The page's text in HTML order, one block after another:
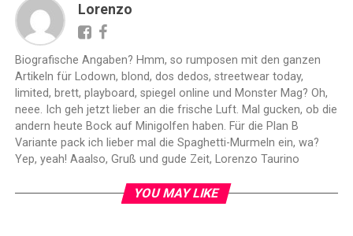
Lorenzo
Biografische Angaben? Hmm, so rumposen mit den ganzen
Artikeln für Lodown, blond, dos dedos, streetwear today,
limited, brett, playboard, spiegel online und Monster Mag? Oh,
neee. Ich geh jetzt lieber an die frische Luft. Mal gucken, ob die
andern heute Bock auf Minigolfen haben. Für die Plan B
Variante pack ich lieber mal die Spaghetti-Murmeln ein, wa?
Yep, yeah! Aaalso, Gruß und gude Zeit, Lorenzo Taurino
YOU MAY LIKE